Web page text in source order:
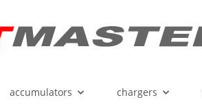
accumulators chargers